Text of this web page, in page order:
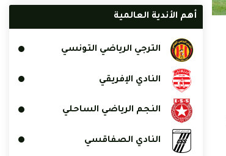
أهم الأندية العالمية
الترجي الرياضي التونسي
النادي الإفريقي
النجم الرياضي الساحلي
النادي الصفاقسي